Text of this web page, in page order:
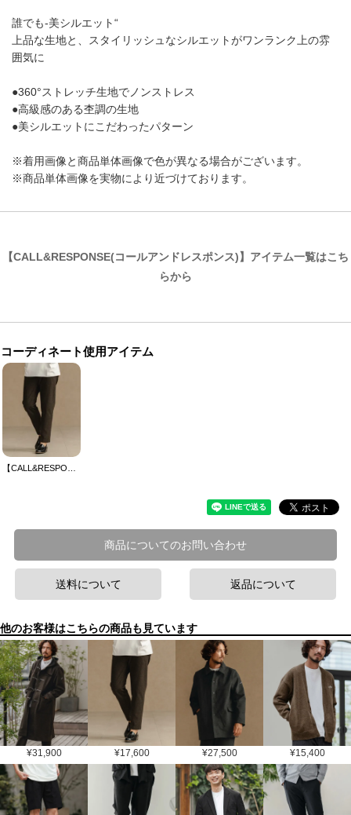
誰でも-美シルエット“
上品な生地と、スタイリッシュなシルエットがワンランク上の雰
囲気に
●360°ストレッチ生地でノンストレス
●高級感のある杢調の生地
●美シルエットにこだわったパターン
※着用画像と商品単体画像で色が異なる場合がございます。
※商品単体画像を実物により近づけております。
【CALL&RESPONSE(コールアンドレスポンス)】アイテム一覧はこち
らから
コーディネート使用アイテム
商品についてのお問い合わせ
送料について 返品について
他のお客様はこちらの商品も見ています
¥31,900 ¥17,600 ¥27,500 ¥15,400